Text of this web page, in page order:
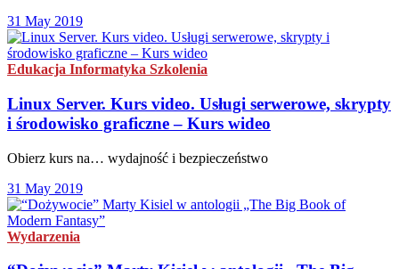
31 May 2019
Edukacja Informatyka Szkolenia
Linux Server. Kurs video. Usługi serwerowe, skrypty
i środowisko graficzne – Kurs wideo
Obierz kurs na… wydajność i bezpieczeństwo
31 May 2019
Wydarzenia